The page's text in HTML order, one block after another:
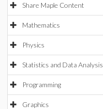
Share Maple Content
Mathematics
Physics
Statistics and Data Analysis
Programming
Graphics